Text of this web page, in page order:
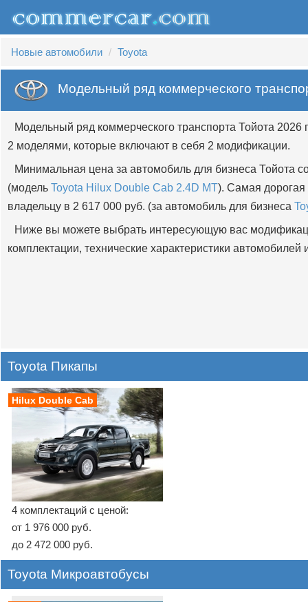
Новые автомобили Toyota
Модельный ряд коммерческого
Модельный ряд коммерческого транспорта Тойота 2026
2 моделями, которые включают в себя 2 модификации.
Минимальная цена за автомобиль для бизнеса Тойота
(модель Toyota Hilux Double Cab 2.4D MT). Самая дорогая
владельцу в 2 617 000 руб. (за автомобиль для бизнеса
Ниже вы можете выбрать интересующую вас
комплектации, технические характеристики
Toyota Пикапы
Hilux Double Cab
4 комплектаций с ценой:
от 1 976 000 руб.
до 2 472 000 руб.
Toyota Микроавтобусы